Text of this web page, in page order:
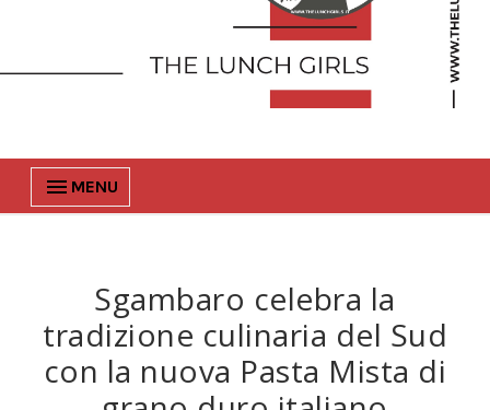
MENU
Sgambaro celebra la
tradizione culinaria del Sud
con la nuova Pasta Mista di